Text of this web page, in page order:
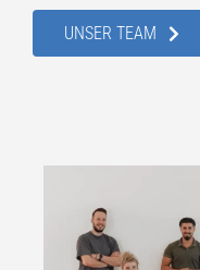
UNSER TEAM